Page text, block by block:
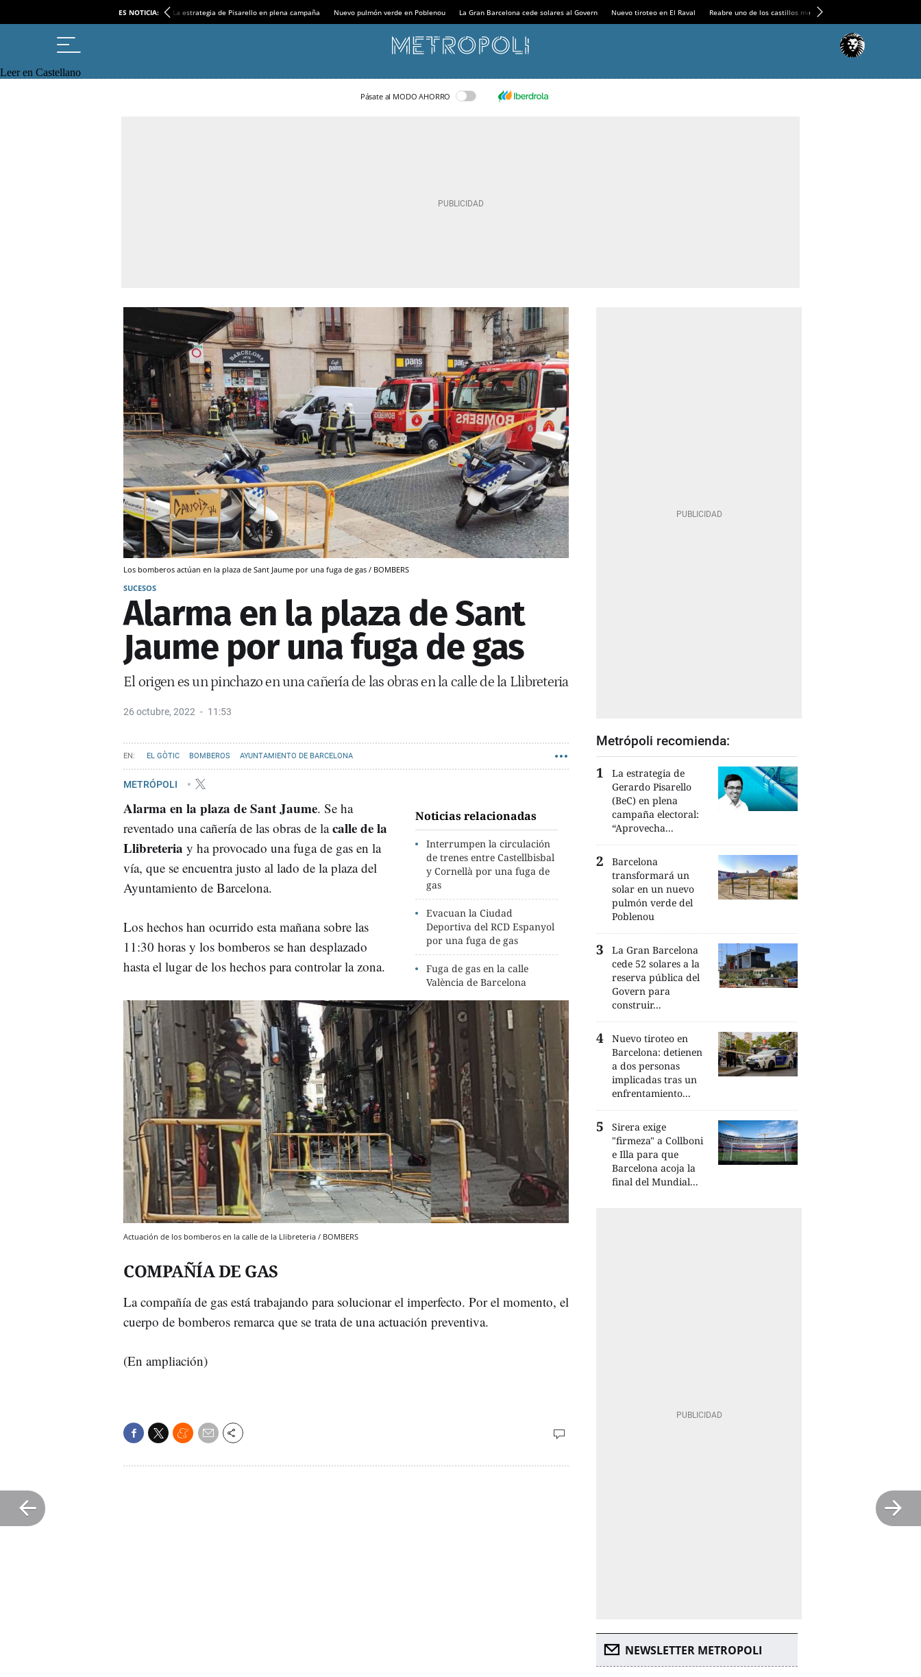
ES NOTICIA: La estrategia de Pisarello en plena campaña Nuevo pulmón verde en Poblenou La Gran Barcelona cede solares al Govern Nuevo tiroteo en El Raval Reabre uno de los castillos medievales más espectaculares
Leer en Castellano
Pásate al MODO AHORRO
Los bomberos actúan en la plaza de Sant Jaume por una fuga de gas / BOMBERS
SUCESOS
Alarma en la plaza de Sant
Jaume por una fuga de gas
El origen es un pinchazo en una cañería de las obras en la calle de la Llibreteria
26 octubre, 2022 11:53
EL GÒTIC BOMBEROS AYUNTAMIENTO DE BARCELONA
METRÓPOLI
Noticias relacionadas
Interrumpen la circulación
de trenes entre Castellbisbal
y Cornellà por una fuga de
gas
Evacuan la Ciudad
Deportiva del RCD Espanyol
por una fuga de gas
Fuga de gas en la calle
València de Barcelona
Alarma en la plaza de Sant Jaume. Se ha
reventado una cañería de las obras de lacalle de la
Llibreteria y ha provocado una fuga de gas en la
vía, que se encuentra justo al lado de la plaza del
Ayuntamiento de Barcelona.
Los hechos han ocurrido esta mañana sobre las
11:30 horas y los bomberos se han desplazado
hasta el lugar de los hechos para controlar la zona.
Actuación de los bomberos en la calle de la Llibreteria / BOMBERS
COMPAÑÍA DE GAS
La compañía de gas está trabajando para solucionar el imperfecto. Por el momento, el
cuerpo de bomberos remarca que se trata de una actuación preventiva.
(En ampliación)
Metrópoli recomienda:
La estrategia de
Gerardo Pisarello
(BeC) en plena
campaña electoral:
“Aprovecha...
Barcelona
transformará un
solar en un nuevo
pulmón verde del
Poblenou
La Gran Barcelona
cede 52 solares a la
reserva pública del
Govern para
construir...
Nuevo tiroteo en
Barcelona: detienen
a dos personas
implicadas tras un
enfrentamiento...
Sirera exige
"firmeza" a Collboni
e Illa para que
Barcelona acoja la
final del Mundial...
NEWSLETTER METROPOLI